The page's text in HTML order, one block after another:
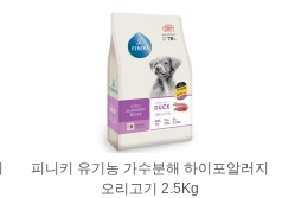
피니키 유기농 가수분해 하이포알러지
오리고기 2.5Kg